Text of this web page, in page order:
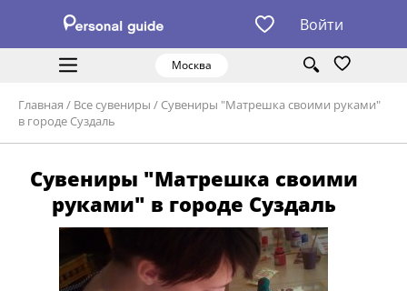
Войти
Москва
Главная / Все сувениры / Сувениры "Матрешка своими руками"
в городе Суздаль
Сувениры "Матрешка своими
руками" в городе Суздаль